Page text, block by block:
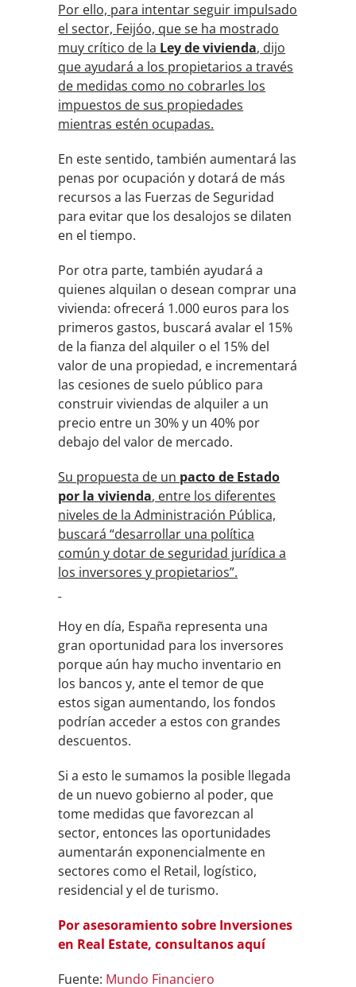
Por ello, para intentar seguir impulsado
el sector, Feijóo, que se ha mostrado
muy crítico de la Ley de vivienda, dijo
que ayudará a los propietarios a través
de medidas como no cobrarles los
impuestos de sus propiedades
mientras estén ocupadas.
En este sentido, también aumentará las
penas por ocupación y dotará de más
recursos a las Fuerzas de Seguridad
para evitar que los desalojos se dilaten
en el tiempo.
Por otra parte, también ayudará a
quienes alquilan o desean comprar una
vivienda: ofrecerá 1.000 euros para los
primeros gastos, buscará avalar el 15%
de la fianza del alquiler o el 15% del
valor de una propiedad, e incrementará
las cesiones de suelo público para
construir viviendas de alquiler a un
precio entre un 30% y un 40% por
debajo del valor de mercado.
Su propuesta de un pacto de Estado
por la vivienda, entre los diferentes
niveles de la Administración Pública,
buscará “desarrollar una política
común y dotar de seguridad jurídica a
los inversores y propietarios”.
Hoy en día, España representa una
gran oportunidad para los inversores
porque aún hay mucho inventario en
los bancos y, ante el temor de que
estos sigan aumentando, los fondos
podrían acceder a estos con grandes
descuentos.
Si a esto le sumamos la posible llegada
de un nuevo gobierno al poder, que
tome medidas que favorezcan al
sector, entonces las oportunidades
aumentarán exponencialmente en
sectores como el Retail, logístico,
residencial y el de turismo.
Por asesoramiento sobre Inversiones
en Real Estate, consultanos aquí
Fuente: Mundo Financiero